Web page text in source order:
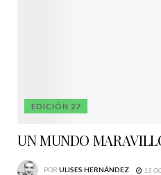
EDICIÓN 27
UN MUNDO
POR ULISES HERNÁNDEZ 13